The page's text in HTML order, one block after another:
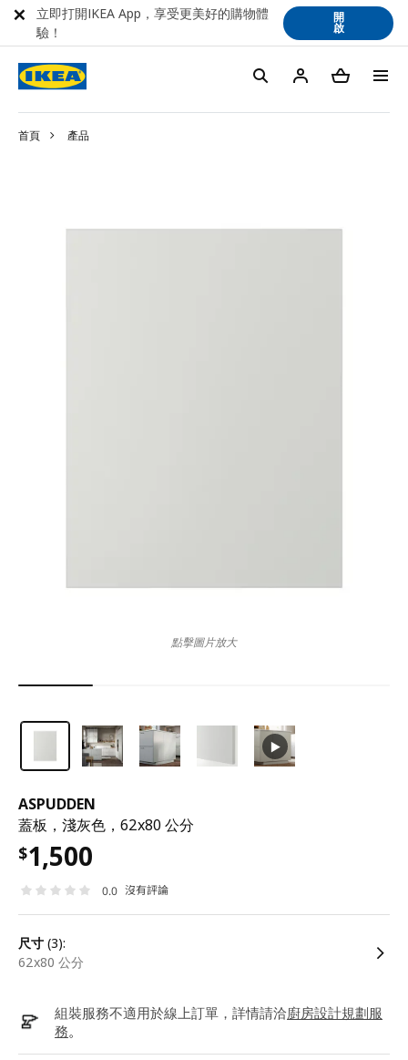
首頁 產品
ASPUDDEN
蓋板，淺灰色，62x80 公分
$1,500
0.0 沒有評論
尺寸 (3):
62x80 公分
組裝服務不適用於線上訂單，詳情請洽廚房設計規劃服
務。
點擊圖片放大
立即打開IKEA App，享受更美好的購物體
驗！
開
啟